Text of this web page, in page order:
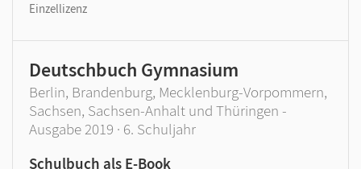
Einzellizenz
Deutschbuch Gymnasium
Berlin, Brandenburg, Mecklenburg-Vorpommern,
Sachsen, Sachsen-Anhalt und Thüringen -
Ausgabe 2019 · 6. Schuljahr
Schulbuch als E-Book